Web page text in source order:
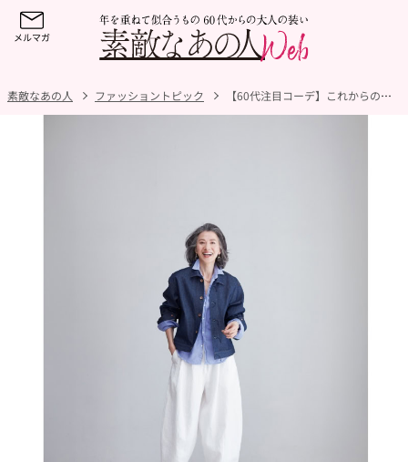
素敵なあの人 ファッショントピック 【60代注目コーデ】これからの季節素敵に着こなしたい「白」のコーデをはじめ最新トレンドアイテムがいっぱい！60代におすすめのお手本コーデ人気BEST5【『素敵なあの人』2026年5月号】